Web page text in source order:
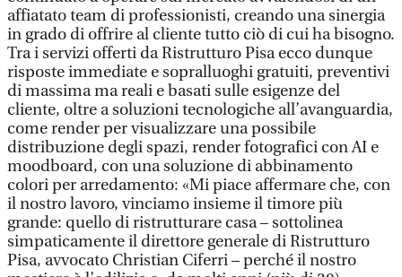
affiatato team di professionisti, creando una sinergia
in grado di offrire al cliente tutto ciò di cui ha bisogno.
Tra i servizi offerti da Ristrutturo Pisa ecco dunque
risposte immediate e sopralluoghi gratuiti, preventivi
di massima ma reali e basati sulle esigenze del
cliente, oltre a soluzioni tecnologiche all’avanguardia,
come render per visualizzare una possibile
distribuzione degli spazi, render fotografici con AI e
moodboard, con una soluzione di abbinamento
colori per arredamento: «Mi piace affermare che, con
il nostro lavoro, vinciamo insieme il timore più
grande: quello di ristrutturare casa – sottolinea
simpaticamente il direttore generale di Ristrutturo
Pisa, avvocato Christian Ciferri – perché il nostro